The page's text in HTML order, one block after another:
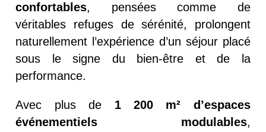
confortables, pensées comme de
véritables refuges de sérénité, prolongent
naturellement l’expérience d’un séjour placé
sous le signe du bien-être et de la
performance.
Avec plus de 1 200 m² d’espaces
événementiels modulables,